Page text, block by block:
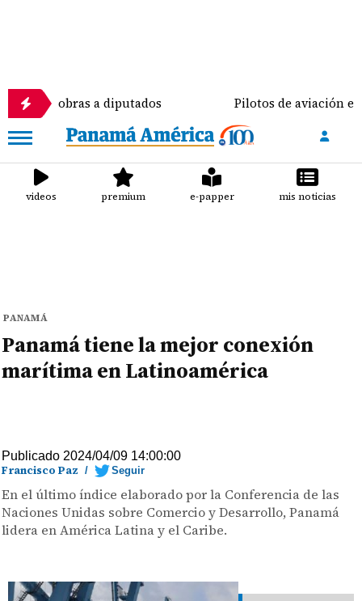
a diputados Pilotos de aviación están
videos premium e-papper mis noticias
PANAMÁ
Panamá tiene la mejor conexión
marítima en Latinoamérica
Publicado 2024/04/09 14:00:00
Francisco Paz / Seguir
En el último índice elaborado por la Conferencia de las
Naciones Unidas sobre Comercio y Desarrollo, Panamá
lidera en América Latina y el Caribe.